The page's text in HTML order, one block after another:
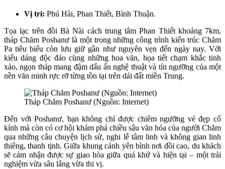
Vị trí: Phú Hài, Phan Thiết, Bình Thuận.
Tọa lạc trên đồi Bà Nài cách trung tâm Phan Thiết khoảng 7km,
tháp Chăm Poshanư là một trong những công trình kiến trúc Chăm
Pa tiêu biểu còn lưu giữ gần như nguyên vẹn đến ngày nay. Với
kiểu dáng độc đáo cùng những hoa văn, họa tiết chạm khắc tinh
xảo, ngọn tháp mang đậm dấu ấn nghệ thuật và tín ngưỡng của một
nền văn minh rực rỡ từng tồn tại trên dải đất miền Trung.
Tháp Chăm Poshanư (Nguồn: Internet)
Đến với Poshanư, bạn không chỉ được chiêm ngưỡng vẻ đẹp cổ
kính mà còn có cơ hội khám phá chiều sâu văn hóa của người Chăm
qua những câu chuyện lịch sử, nghi lễ tâm linh và không gian linh
thiêng, thanh tịnh. Giữa khung cảnh yên bình nơi đồi cao, du khách
sẽ cảm nhận được sự giao hòa giữa quá khứ và hiện tại – một trải
nghiệm vừa sâu lắng vừa thi vị.